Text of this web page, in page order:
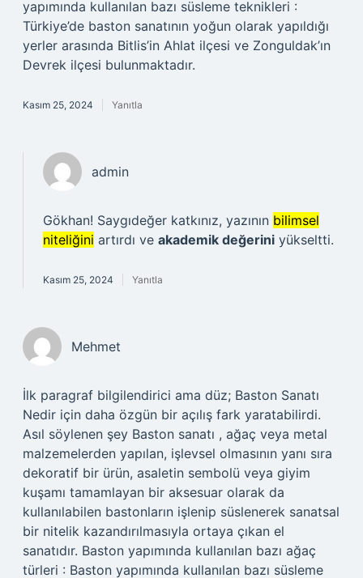
yapımında kullanılan bazı süsleme teknikleri :
Türkiye’de baston sanatının yoğun olarak yapıldığı
yerler arasında Bitlis’in Ahlat ilçesi ve Zonguldak’ın
Devrek ilçesi bulunmaktadır.
Kasım 25, 2024 Yanıtla
admin
Gökhan! Saygıdeğer katkınız, yazının bilimsel
niteliğini artırdı ve akademik değerini yükseltti.
Kasım 25, 2024 Yanıtla
Mehmet
İlk paragraf bilgilendirici ama düz; Baston Sanatı
Nedir için daha özgün bir açılış fark yaratabilirdi.
Asıl söylenen şey Baston sanatı , ağaç veya metal
malzemelerden yapılan, işlevsel olmasının yanı sıra
dekoratif bir ürün, asaletin sembolü veya giyim
kuşamı tamamlayan bir aksesuar olarak da
kullanılabilen bastonların işlenip süslenerek sanatsal
bir nitelik kazandırılmasıyla ortaya çıkan el
sanatıdır. Baston yapımında kullanılan bazı ağaç
türleri : Baston yapımında kullanılan bazı süsleme